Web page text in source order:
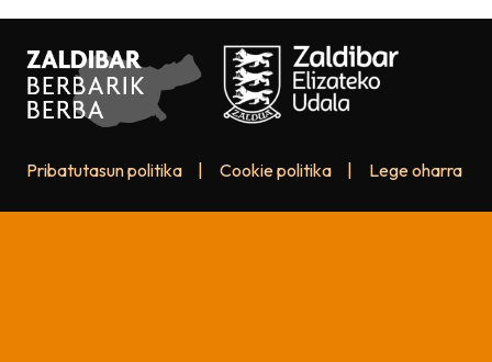
Pribatutasun politika Cookie politika Lege oharra